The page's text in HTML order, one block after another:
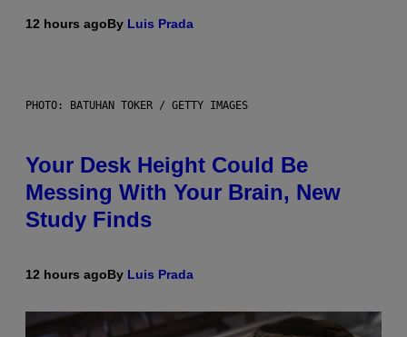
12 hours agoBy Luis Prada
PHOTO: BATUHAN TOKER / GETTY IMAGES
Your Desk Height Could Be
Messing With Your Brain, New
Study Finds
12 hours agoBy Luis Prada